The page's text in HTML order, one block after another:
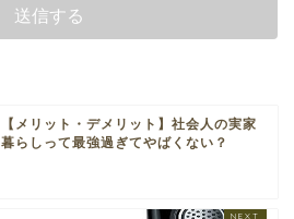
【メリット・デメリット】社会人の実家
暮らしって最強過ぎてやばくない？